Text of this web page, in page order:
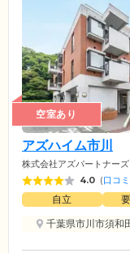
空室あり
アズハイム市川
株式会社アズパートナーズ
4.0 (口コ
自立
千葉県市川市須和